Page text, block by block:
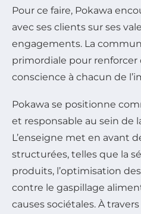
Pour ce faire, Pokawa
avec ses clients sur ses
engagements. La
primordiale pour renforcer
conscience à chacun de
Pokawa se positionne
et responsable au sein de
L’enseigne met en avant
structurées, telles que la
produits, l’optimisation
contre le gaspillage
causes sociétales. À